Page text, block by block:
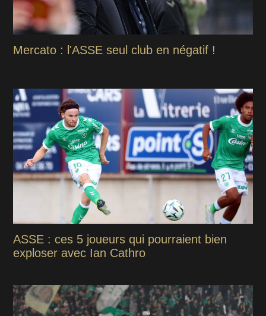
Mercato : l'ASSE seul club en négatif !
ASSE : ces 5 joueurs qui pourraient bien
exploser avec Ian Cathro